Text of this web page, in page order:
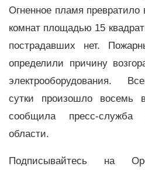
Огненное пламя превратило
комнат площадью 15
пострадавших нет.
определили причину
электрооборудования.
сутки произошло восемь
сообщила пресс-
области.
Подписывайтесь на